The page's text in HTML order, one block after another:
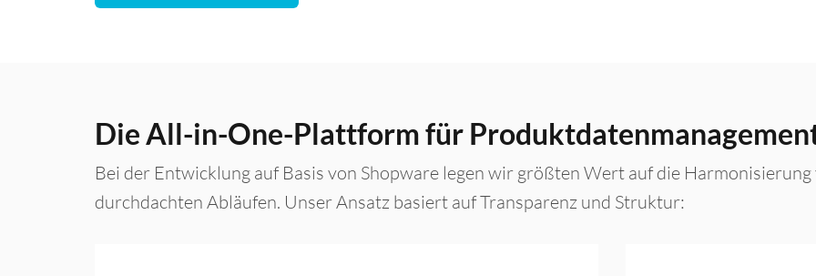
Die All-in-One-Plattform für
Bei der Entwicklung auf Basis von Shopware legen wir größten Wert auf die
durchdachten Abläufen. Unser Ansatz basiert auf Transparenz und Struktur: